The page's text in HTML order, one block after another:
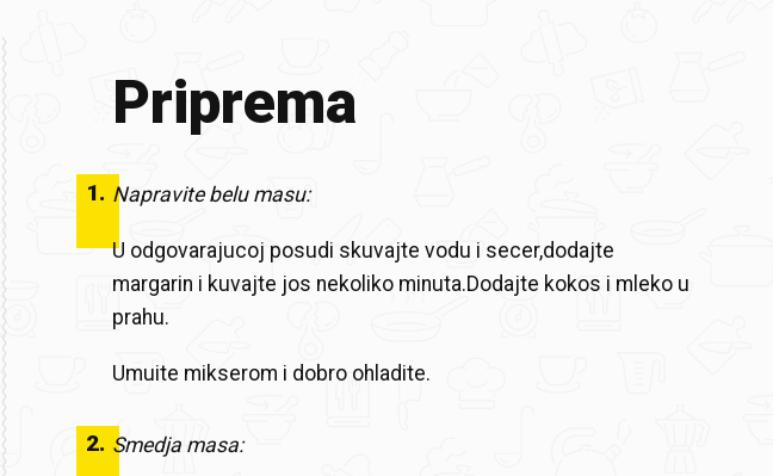
Priprema
1. Napravite belu masu:
U odgovarajucoj posudi skuvajte vodu i secer,dodajte
margarin i kuvajte jos nekoliko minuta.Dodajte kokos i mleko u
prahu.
Umuite mikserom i dobro ohladite.
2. Smedja masa: